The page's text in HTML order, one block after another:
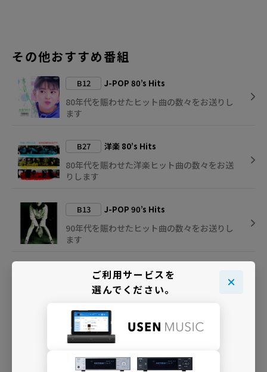
その他おすすめ番組
B12 J-POP 80’s Hits
80年代を賑わせたヒット曲の数々をお送りし
ます
B27 洋楽 80’s Hits
80年代を賑わせた洋楽ヒット曲の数々をお送
りします
B13 J-POP 90’s Hits
90年代を賑わせたヒット曲の数々をお送りし
ます
Age Free Music ～大人の音楽～
“大人の歌を歌える実力派アーティスト”の良
B63 大人のJ-POPカヴァー
日本屈指のヴォーカリストが歌唱する名曲カ
ヴァーの数々を
ご利用サービスを
選んでください。